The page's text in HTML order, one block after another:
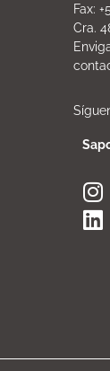
Fax:
Cra.